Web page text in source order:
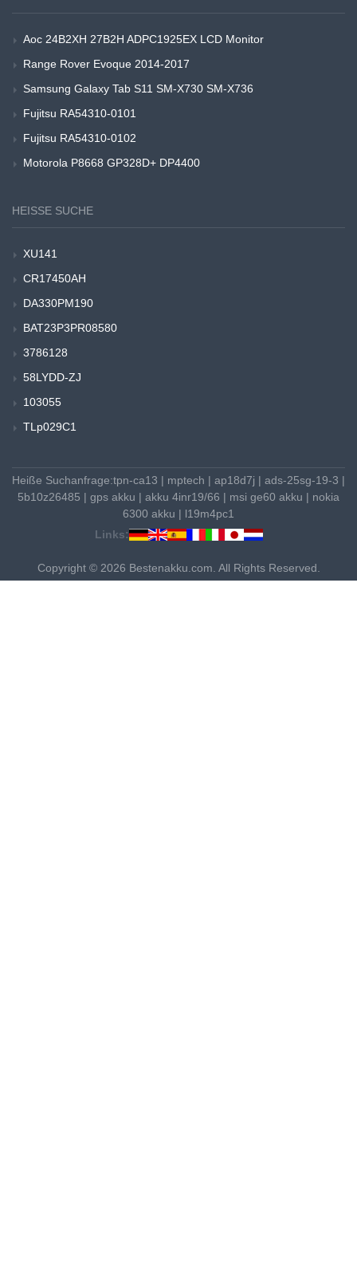
Aoc 24B2XH 27B2H ADPC1925EX LCD Monitor
Range Rover Evoque 2014-2017
Samsung Galaxy Tab S11 SM-X730 SM-X736
Fujitsu RA54310-0101
Fujitsu RA54310-0102
Motorola P8668 GP328D+ DP4400
HEISSE SUCHE
XU141
CR17450AH
DA330PM190
BAT23P3PR08580
3786128
58LYDD-ZJ
103055
TLp029C1
Heiße Suchanfrage:tpn-ca13 | mptech | ap18d7j | ads-25sg-19-3 |
5b10z26485 | gps akku | akku 4inr19/66 | msi ge60 akku | nokia
6300 akku | l19m4pc1
Links:
Copyright © 2026 Bestenakku.com. All Rights Reserved.